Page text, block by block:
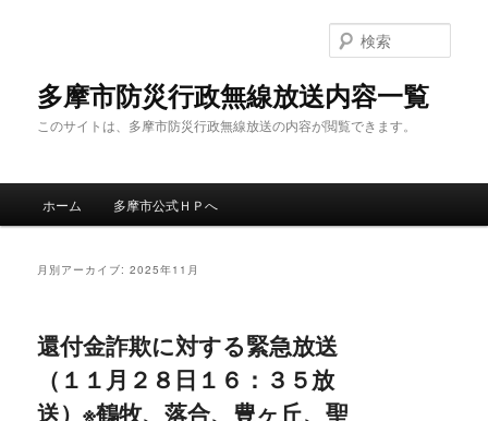
多摩市防災行政無線放送内容一覧
このサイトは、多摩市防災行政無線放送の内容が閲覧できます。
索
ホーム 多摩市公式ＨＰへ
月別アーカイブ:2025年11月
還付金詐欺に対する緊急放送
（１１月２８日１６：３５放
送）※鶴牧、落合、豊ヶ丘、聖